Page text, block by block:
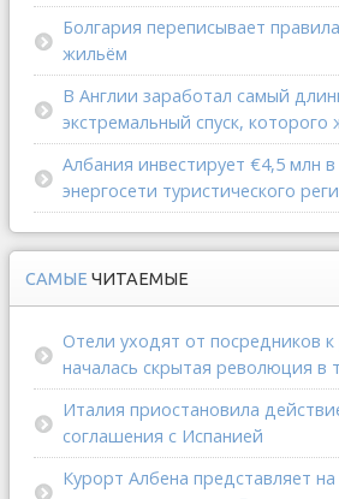
Болгария переписывает
жильём
В Англии заработал самый
экстремальный спуск, которого
Албания инвестирует €4,5 млн
энергосети туристического
САМЫЕ ЧИТАЕМЫЕ
Отели уходят от посредников
началась скрытая революция в
Италия приостановила
соглашения с Испанией
Курорт Албена представляет на